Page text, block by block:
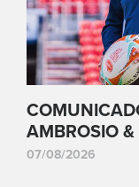
AMBROSIO
07/08/2026